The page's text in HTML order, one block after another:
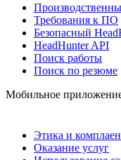
Требования к ПО
Безопасный
HeadHunter API
Поиск работы
Поиск по резюме
Мобильное
Этика и
Оказание услуг